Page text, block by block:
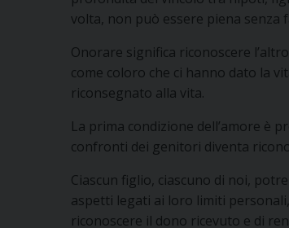
volta, non può essere piena senza
Onorare significa riconoscere
come coloro che ci hanno dato la
riconsegnato alla vita.
La prima condizione dell’amore è
confronti dei genitori diventa
Ciascun figlio, ciascuno di noi,
aspetti legati ai loro limiti
riconoscere il dono ricevuto e di